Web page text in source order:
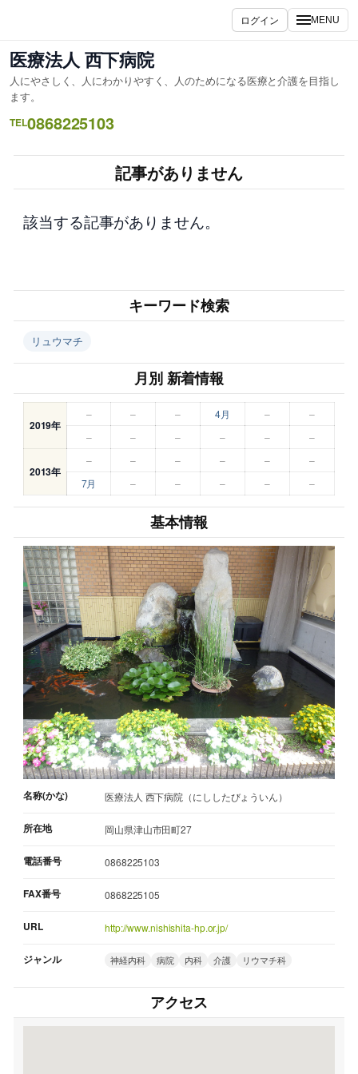
を
ス
キ
ッ
プ
ログイン MENU
医療法人 西下病院
人にやさしく、人にわかりやすく、人のためになる医療と介護を目指し
ます。
TEL0868225103
記事がありません
該当する記事がありません。
キーワード検索
リュウマチ
月別 新着情報
2019年
– – – 4月 –
–
–
– – – – –
2013年
– – – – –
–
7月
– – – – –
基本情報
名称(かな) 医療法人 西下病院（にししたびょういん）
所在地 岡山県津山市田町27
電話番号 0868225103
FAX番号 0868225105
URL http://www.nishishita-hp.or.jp/
ジャンル 神経内科 病院 内科 介護 リウマチ科
アクセス